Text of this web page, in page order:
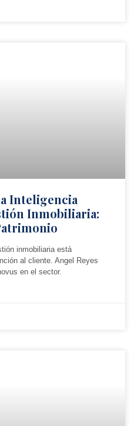
Inteligencia
Inmobiliaria:
inmobiliaria está
al cliente. Angel Reyes
en el sector.